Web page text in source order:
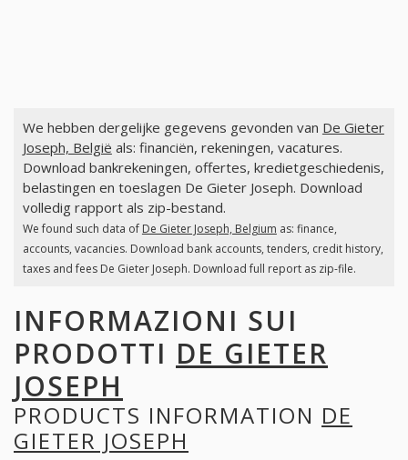
We hebben dergelijke gegevens gevonden van De Gieter
Joseph, België als: financiën, rekeningen, vacatures.
Download bankrekeningen, offertes, kredietgeschiedenis,
belastingen en toeslagen De Gieter Joseph. Download
volledig rapport als zip-bestand.
We found such data of De Gieter Joseph, Belgium as: finance,
accounts, vacancies. Download bank accounts, tenders, credit history,
taxes and fees De Gieter Joseph. Download full report as zip-file.
INFORMAZIONI SUI
PRODOTTI DE GIETER
JOSEPH
PRODUCTS INFORMATION DE
GIETER JOSEPH